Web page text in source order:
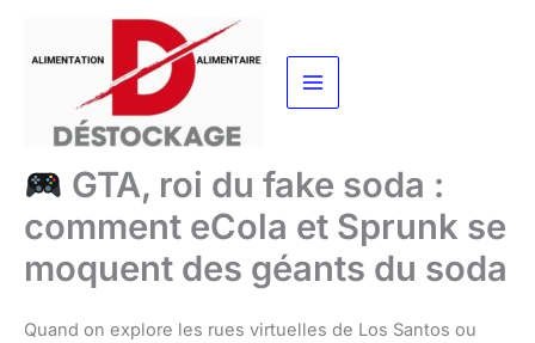
contenu
GTA, roi du fake soda :
comment eCola et Sprunk se
moquent des géants du soda
Quand on explore les rues virtuelles de Los Santos ou